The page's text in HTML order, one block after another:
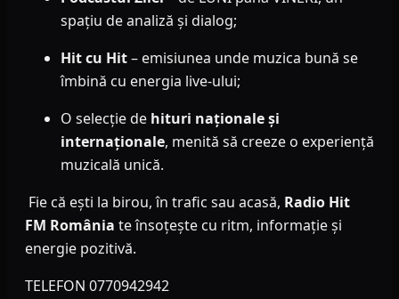
spațiu de analiză și dialog;
Hit cu Hit– emisiunea unde muzica bună se
îmbină cu energia live-ului;
O selecție de hituri naționale și
internaționale, menită să creeze o experiență
muzicală unică.
Fie că ești la birou, în trafic sau acasă, Radio Hit
FM România te însoțește cu ritm, informație și
energie pozitivă.
TELEFON 0770942942